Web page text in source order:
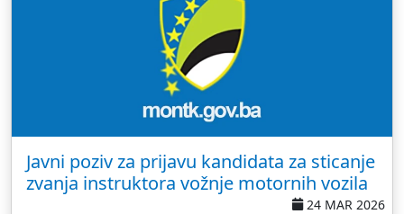
Javni poziv za prijavu kandidata za sticanje
zvanja instruktora vožnje motornih vozila
24 MAR 2026